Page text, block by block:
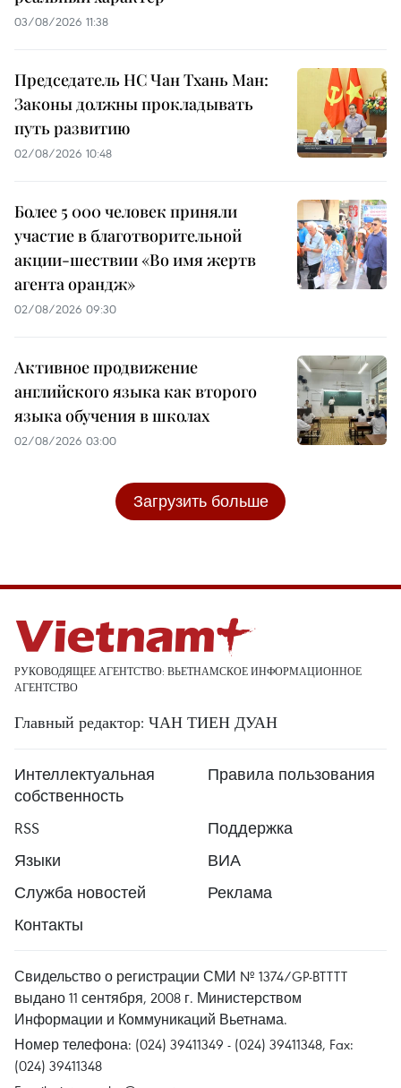
03/08/2026 11:38
Председатель НС Чан Тхань Ман:
Законы должны прокладывать
путь развитию
02/08/2026 10:48
Более 5 000 человек приняли
участие в благотворительной
акции-шествии «Во имя жертв
агента орандж»
02/08/2026 09:30
Активное продвижение
английского языка как второго
языка обучения в школах
02/08/2026 03:00
Загрузить больше
РУКОВОДЯЩЕЕ АГЕНТСТВО: ВЬЕТНАМСКОЕ ИНФОРМАЦИОННОЕ
АГЕНТСТВО
Главный редактор: ЧАН ТИЕН ДУАН
Интеллектуальная
собственность
Правила пользования
RSS
Поддержка
Языки
ВИА
Служба новостей
Реклама
Контакты
Свидельство о регистрации СМИ № 1374/GP-BTTTT
выдано 11 сентября, 2008 г. Министерством
Информации и Коммуникаций Вьетнама.
Номер телефона: (024) 39411349 - (024) 39411348, Fax:
(024) 39411348